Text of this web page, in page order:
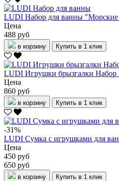
LUDI Набор для ванны
Цена
488 руб
в корзину Купить в 1 клик
LUDI Игрушки брызгалки Набор
Цена
860 руб
в корзину Купить в 1 клик
-31%
LUDI Сумка с игрушками для
Цена
450 руб
650 руб
в корзину Купить в 1 клик